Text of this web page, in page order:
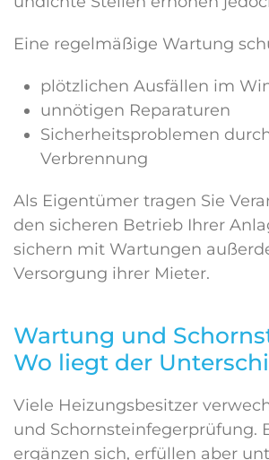
Eine regelmäßige Wartung
plötzlichen Ausfällen im
unnötigen Reparaturen
Sicherheitsproblemen
Verbrennung
Als Eigentümer tragen Sie
den sicheren Betrieb Ihrer
sichern mit Wartungen
Versorgung ihrer Mieter.
Wartung und
Wo liegt der
Viele Heizungsbesitzer
und Schornsteinfegerprüfung.
ergänzen sich, erfüllen aber